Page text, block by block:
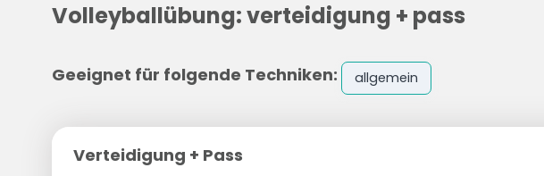
Volleyballübung: verteidigung + pass
Geeignet für folgende Techniken: allgemein
Verteidigung + Pass